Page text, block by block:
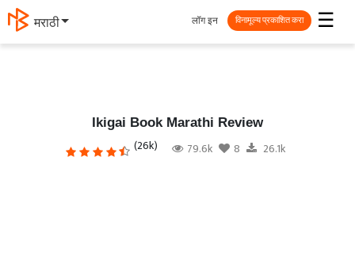
मराठी ☰
लॉग इन विनामूल्य प्रकाशित करा
Ikigai Book Marathi Review
(26k) 79.6k 8 26.1k